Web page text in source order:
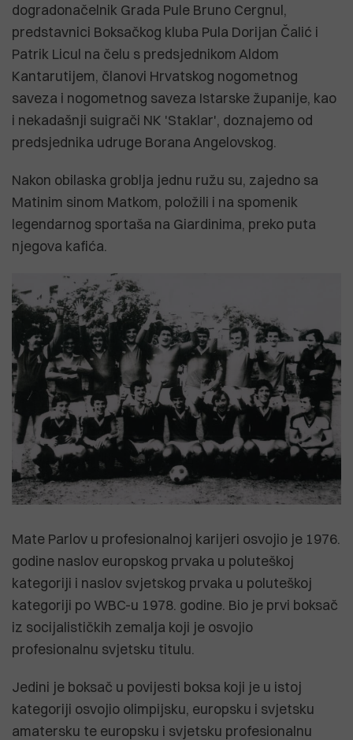
dogradonačelnik Grada Pule Bruno Cergnul,
predstavnici Boksačkog kluba Pula Dorijan Čalić i
Patrik Licul na čelu s predsjednikom Aldom
Kantarutijem, članovi Hrvatskog nogometnog
saveza i nogometnog saveza Istarske županije, kao
i nekadašnji suigrači NK 'Staklar', doznajemo od
predsjednika udruge Borana Angelovskog.
Nakon obilaska groblja jednu ružu su, zajedno sa
Matinim sinom Matkom, položili i na spomenik
legendarnog sportaša na Giardinima, preko puta
njegova kafića.
Mate Parlov u profesionalnoj karijeri osvojio je 1976.
godine naslov europskog prvaka u poluteškoj
kategoriji i naslov svjetskog prvaka u poluteškoj
kategoriji po WBC-u 1978. godine. Bio je prvi boksač
iz socijalističkih zemalja koji je osvojio
profesionalnu svjetsku titulu.
Jedini je boksač u povijesti boksa koji je u istoj
kategoriji osvojio olimpijsku, europsku i svjetsku
amatersku te europsku i svjetsku profesionalnu